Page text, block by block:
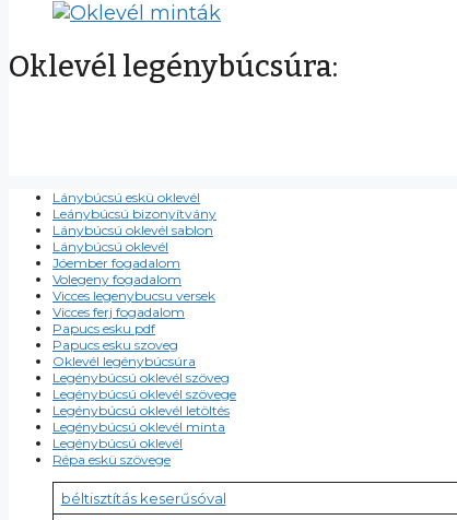
Oklevél legénybúcsúra:
Lánybúcsú eskü oklevél
Leánybúcsú bizonyítvány
Lánybúcsú oklevél sablon
Lánybúcsú oklevél
Jóember fogadalom
Volegeny fogadalom
Vicces legenybucsu versek
Vicces ferj fogadalom
Papucs esku pdf
Papucs esku szoveg
Oklevél legénybúcsúra
Legénybúcsú oklevél szöveg
Legénybúcsú oklevél szövege
Legénybúcsú oklevél letöltés
Legénybúcsú oklevél minta
Legénybúcsú oklevél
Répa eskü szövege
béltisztítás keserűsóval